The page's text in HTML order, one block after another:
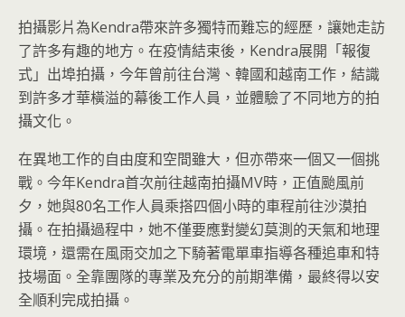
拍攝影片為Kendra帶來許多獨特而難忘的經歷，讓她走訪
了許多有趣的地方。在疫情結束後，Kendra展開「報復
式」出埠拍攝，今年曾前往台灣、韓國和越南工作，結識
到許多才華橫溢的幕後工作人員，並體驗了不同地方的拍
攝文化。
在異地工作的自由度和空間雖大，但亦帶來一個又一個挑
戰。今年Kendra首次前往越南拍攝MV時，正值颱風前
夕，她與80名工作人員乘搭四個小時的車程前往沙漠拍
攝。在拍攝過程中，她不僅要應對變幻莫測的天氣和地理
環境，還需在風雨交加之下騎著電單車指導各種追車和特
技場面。全靠團隊的專業及充分的前期準備，最終得以安
全順利完成拍攝。